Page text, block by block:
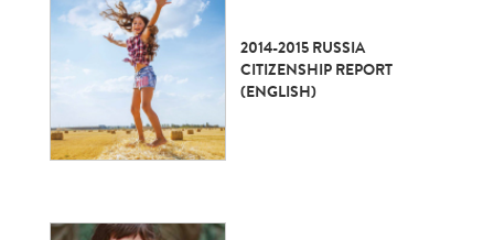
2014-2015 RUSSIA
CITIZENSHIP REPORT
(ENGLISH)